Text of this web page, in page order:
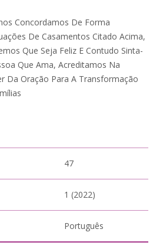
Concordamos De Forma
De Casamentos Citado Acima,
Que Seja Feliz E Contudo Sinta-
Que Ama, Acreditamos Na
Da Oração Para A Transformação
47
1 (2022)
Português